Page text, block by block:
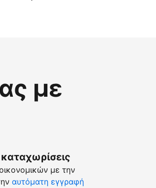
με
με την
αυτόματη εγγραφή